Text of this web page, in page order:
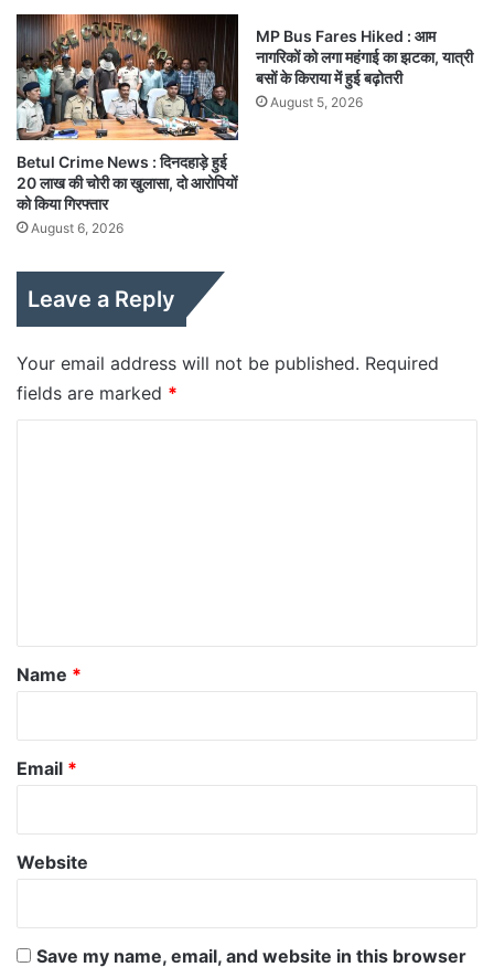
Betul Crime News : दिनदहाड़े हुई
20 लाख की चोरी का खुलासा, दो आरोपियों
को किया गिरफ्तार
August 6, 2026
MP Bus Fares Hiked : आम
नागरिकों को लगा महंगाई का झटका, यात्री
बसों के किराया में हुई बढ़ोतरी
August 5, 2026
Leave a Reply
Your email address will not be published. Required
fields are marked *
*
Name *
Email *
Website
Save my name, email, and website in this browser